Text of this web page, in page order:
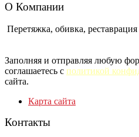
О Компании
Перетяжка, обивка,
Заполняя и отправляя любую
соглашаетесь с политикой
сайта.
Карта сайта
Контакты